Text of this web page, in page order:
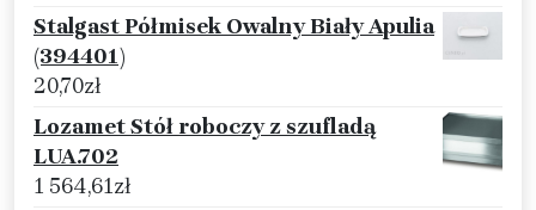
Stalgast Półmisek Owalny Biały Apulia
(394401)
20,70zł
Lozamet Stół roboczy z szufladą
LUA.702
1 564,61zł